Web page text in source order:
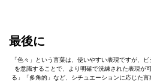
最後に
「色々」という言葉は、使いやすい表現ですが、
を意識することで、より明確で洗練された表現が
る」「多角的」など、シチュエーションに応じた